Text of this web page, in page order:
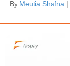
By Meutia Shafna |